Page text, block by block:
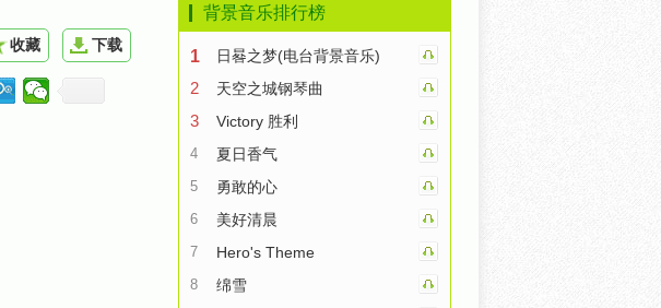
收藏 下载
背景音乐排行榜
1 日晷之梦(电台背景音乐)
2 天空之城钢琴曲
3 Victory 胜利
4 夏日香气
5 勇敢的心
6 美好清晨
7 Hero's Theme
8 绵雪